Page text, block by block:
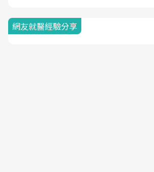
網友就醫經驗分享